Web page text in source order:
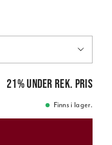
21%under rek. pris
Finns i lager.